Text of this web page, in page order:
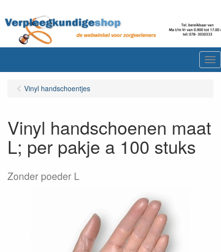
Vinyl handschoentjes
Vinyl handschoenen maat
L; per pakje a 100 stuks
Zonder poeder L